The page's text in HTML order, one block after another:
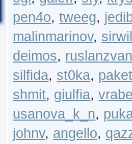
pen4o,tweeg,
malinmarinov,
deimos,
silfida, st0ka,
shmit, giulfia,
usanova_k_n,
johnv, angello,